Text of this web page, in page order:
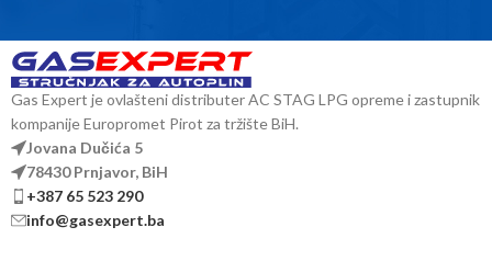
Gas Expert je ovlašteni distributer AC STAG LPG opreme i zastupnik
kompanije Europromet Pirot za tržište BiH.
Jovana Dučića 5
78430 Prnjavor, BiH
+387 65 523 290
info@gasexpert.ba